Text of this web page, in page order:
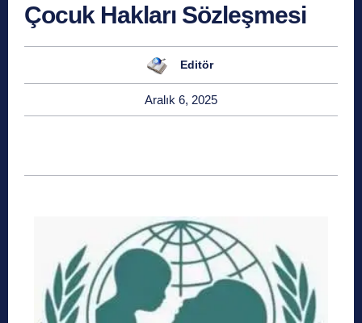
Çocuk Hakları Sözleşmesi
Editör
Aralık 6, 2025